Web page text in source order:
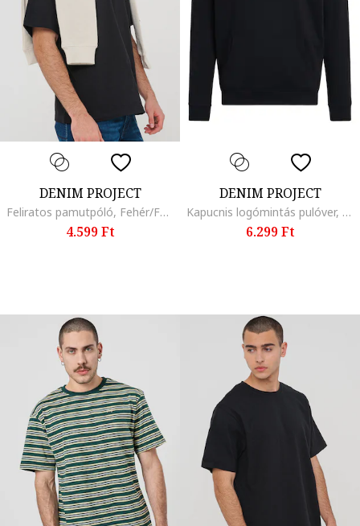
DENIM PROJECT
Feliratos pamutpóló, Fehér/Fekete
4.599 Ft
DENIM PROJECT
Kapucnis logómintás pulóver, Fekete
6.299 Ft